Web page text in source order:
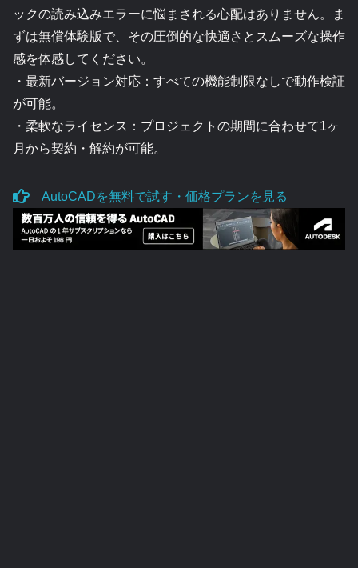
ックの読み込みエラーに悩まされる心配はありません。ま
ずは無償体験版で、その圧倒的な快適さとスムーズな操作
感を体感してください。
・最新バージョン対応：すべての機能制限なしで動作検証
が可能。
・柔軟なライセンス：プロジェクトの期間に合わせて1ヶ
月から契約・解約が可能。
AutoCADを無料で試す・価格プランを見る